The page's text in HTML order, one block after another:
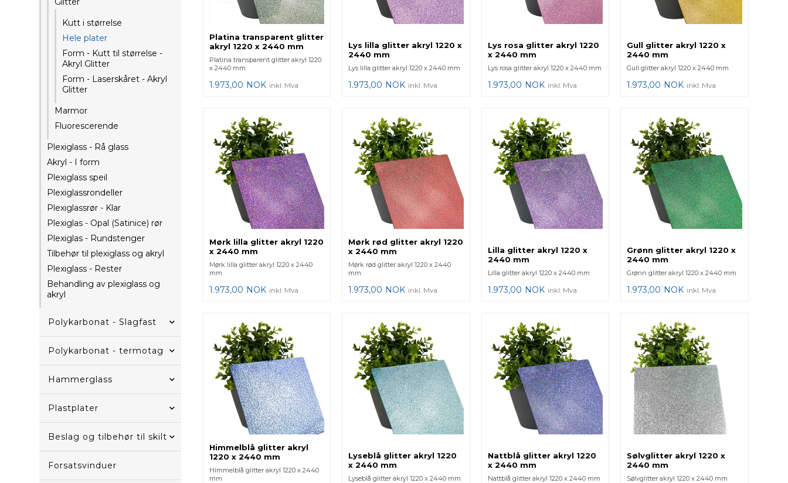
Kutt i størrelse
Hele plater
Form - Kutt til størrelse -
Akryl Glitter
Form - Laserskåret - Akryl
Glitter
Marmor
Fluorescerende
Plexiglass - Rå glass
Akryl - I form
Plexiglass speil
Plexiglassrondeller
Plexiglassrør - Klar
Plexiglas - Opal (Satinice) rør
Plexiglas - Rundstenger
Tilbehør til plexiglass og akryl
Plexiglass - Rester
Behandling av plexiglass og
akryl
Polykarbonat - Slagfast
Polykarbonat - termotag
Hammerglass
Plastplater
Beslag og tilbehør til skilt
Forsatsvinduer
Platina transparent glitter
akryl 1220 x 2440 mm
Platina transparent glitter akryl 1220
x 2440 mm
1.973,00 NOK inkl. Mva
Lys lilla glitter akryl 1220 x
2440 mm
Lys lilla glitter akryl 1220 x 2440 mm
1.973,00 NOK inkl. Mva
Lys rosa glitter akryl 1220
x 2440 mm
Lys rosa glitter akryl 1220 x 2440 mm
1.973,00 NOK inkl. Mva
Gull glitter akryl 1220 x
2440 mm
Gull glitter akryl 1220 x 2440 mm
1.973,00 NOK inkl. Mva
Mørk lilla glitter akryl 1220
x 2440 mm
Mørk lilla glitter akryl 1220 x 2440
mm
1.973,00 NOK inkl. Mva
Mørk rød glitter akryl 1220
x 2440 mm
Mørk rød glitter akryl 1220 x 2440
mm
1.973,00 NOK inkl. Mva
Lilla glitter akryl 1220 x
2440 mm
Lilla glitter akryl 1220 x 2440 mm
1.973,00 NOK inkl. Mva
Grønn glitter akryl 1220 x
2440 mm
Grønn glitter akryl 1220 x 2440 mm
1.973,00 NOK inkl. Mva
Himmelblå glitter akryl
1220 x 2440 mm
Himmelblå glitter akryl 1220 x 2440
mm
Lyseblå glitter akryl 1220
x 2440 mm
Lyseblå glitter akryl 1220 x 2440 mm
Nattblå glitter akryl 1220
x 2440 mm
Nattblå glitter akryl 1220 x 2440 mm
Sølvglitter akryl 1220 x
2440 mm
Sølvglitter akryl 1220 x 2440 mm